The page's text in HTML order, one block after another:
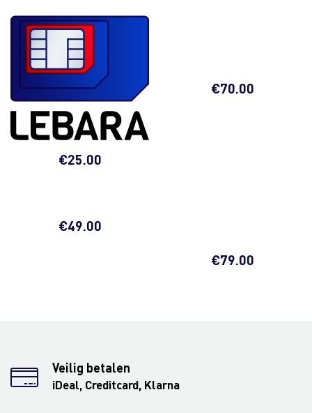
€25.00
€70.00
€49.00
€79.00
Veilig betalen
iDeal, Creditcard, Klarna